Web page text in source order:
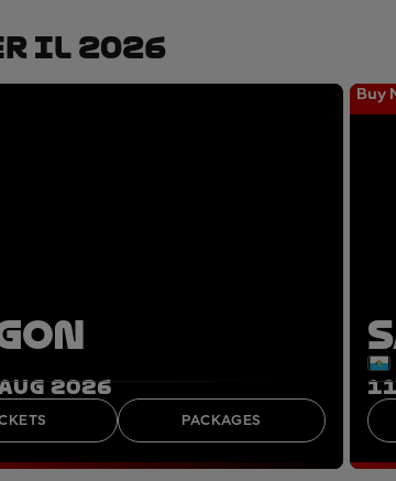
Il 2026
2026
PACKAGES
Buy